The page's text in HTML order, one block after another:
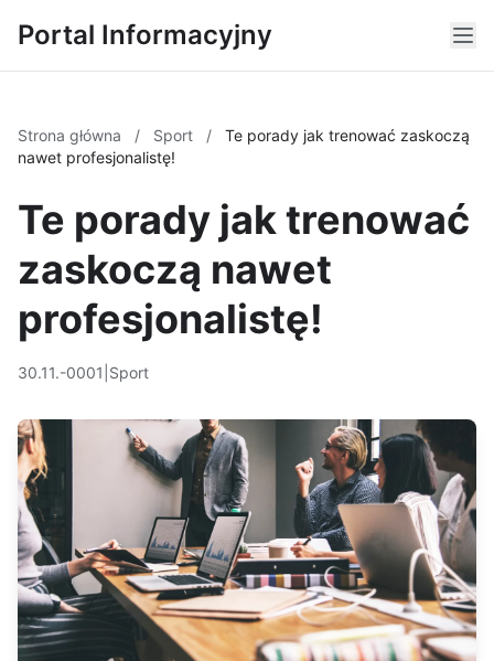
Portal Informacyjny
Strona główna / Sport /
Te porady jak trenować zaskoczą
nawet profesjonalistę!
Te porady jak trenować
zaskoczą nawet
profesjonalistę!
30.11.-0001 Sport